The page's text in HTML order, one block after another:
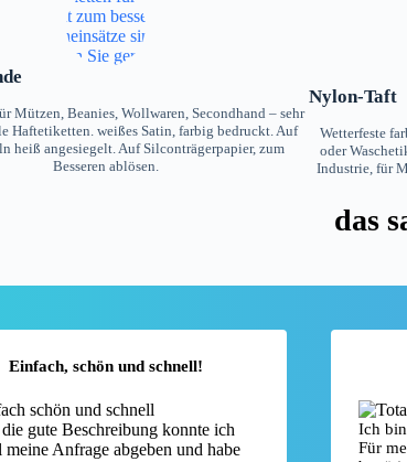
Mützen, Beanies, Wollwaren, Secondhand – sehr
Haftetiketten. weißes Satin, farbig bedruckt. Auf
heiß angesiegelt. Auf Silconträgerpapier, zum
Besseren ablösen.
Nylon-Taft
Wetterfeste
oder
Industrie, für
das
Einfach, schön und schnell!
gute Beschreibung konnte ich
meine Anfrage abgeben und habe
Ich
Für